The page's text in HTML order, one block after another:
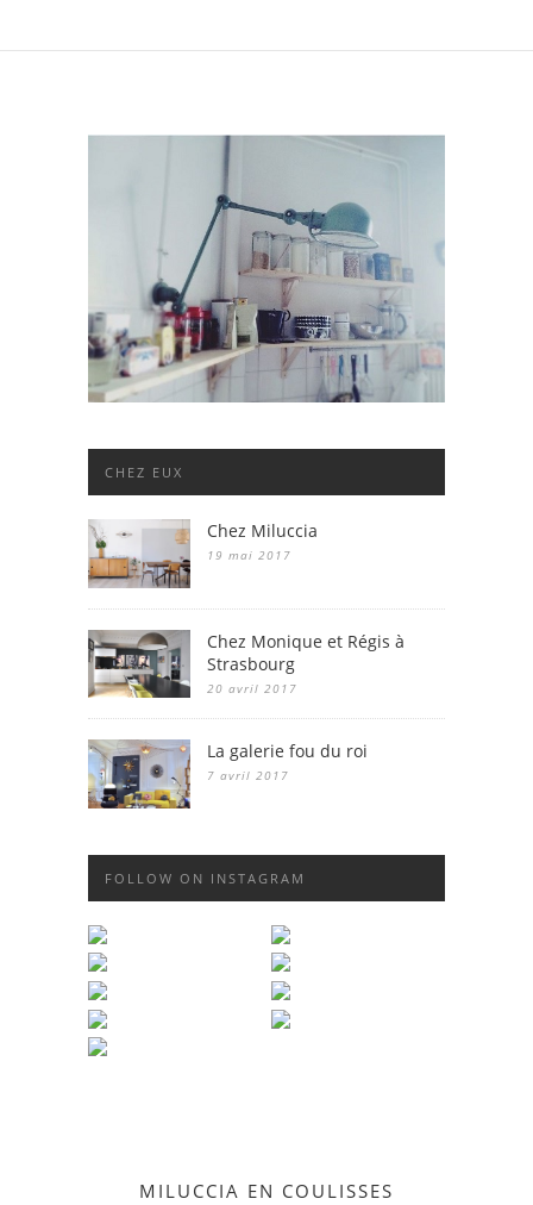
CHEZ EUX
Chez Miluccia
19 mai 2017
Chez Monique et Régis à
Strasbourg
20 avril 2017
La galerie fou du roi
7 avril 2017
FOLLOW ON INSTAGRAM
MILUCCIA EN COULISSES